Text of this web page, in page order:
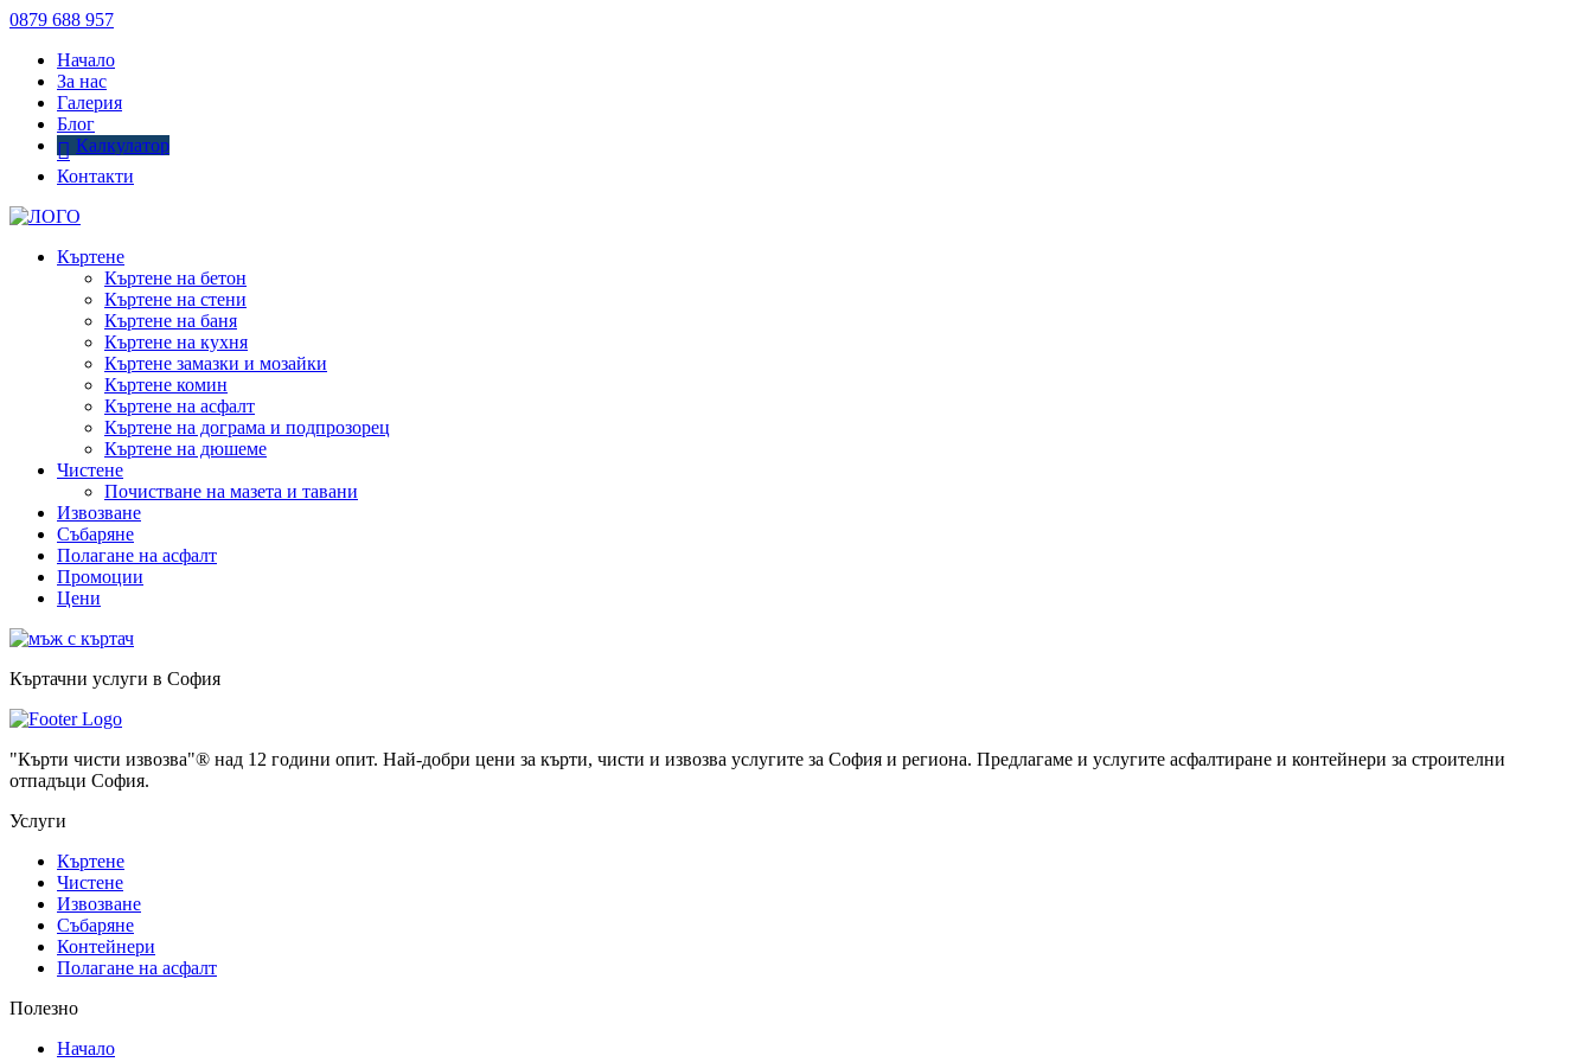
0879 688 957
Начало
За нас
Галерия
Блог
Калкулатор
Контакти
Къртене
Къртене на бетон
Къртене на стени
Къртене на баня
Къртене на кухня
Къртене замазки и мозайки
Къртене комин
Къртене на асфалт
Къртене на дограма и подпрозорец
Къртене на дюшеме
Чистене
Почистване на мазета и тавани
Извозване
Събаряне
Полагане на асфалт
Промоции
Цени
Къртачни услуги в София
"Кърти чисти извозва"® над 12 години опит. Най-добри цени за кърти, чисти и извозва услугите за София и региона. Предлагаме и услугите асфалтиране и контейнери за строителни
отпадъци София.
Услуги
Къртене
Чистене
Извозване
Събаряне
Контейнери
Полагане на асфалт
Полезно
Начало